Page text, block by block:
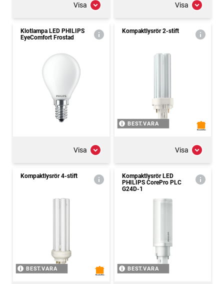
Visa Visa
Klotlampa LED PHILIPS
EyeComfort Frostad
Visa
Kompaktlysrör 2-stift
BEST.VARA
Visa
Kompaktlysrör 4-stift
BEST.VARA
Kompaktlysrör LED
PHILIPS CorePro PLC
G24D-1
BEST.VARA